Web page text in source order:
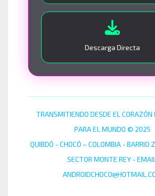
Descarga Directa
TRANSMITIENDO DESDE EL CORAZÓN
PARA EL MUNDO © 2025
QUIBDÓ - CHOCÓ – COLOMBIA - BARRIO
SECTOR MONTE REY -